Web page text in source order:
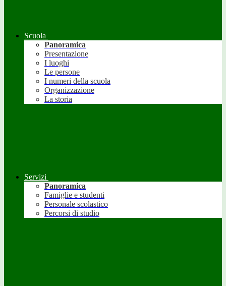
Scuola
Panoramica
Presentazione
I luoghi
Le persone
I numeri della scuola
Organizzazione
La storia
Servizi
Panoramica
Famiglie e studenti
Personale scolastico
Percorsi di studio